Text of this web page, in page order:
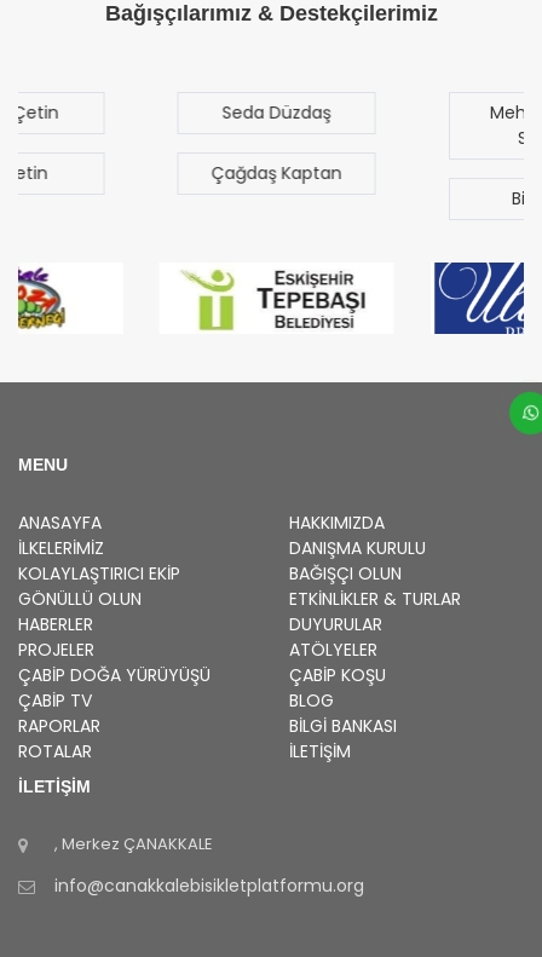
Bağışçılarımız & Destekçilerimiz
MENU
ANASAYFA
HAKKIMIZDA
İLKELERIMIZ
DANIŞMA KURULU
KOLAYLAŞTIRICI EKIP
BAĞIŞÇI OLUN
GÖNÜLLÜ OLUN
ETKINLIKLER & TURLAR
HABERLER
DUYURULAR
PROJELER
ATÖLYELER
ÇABİP DOĞA YÜRÜYÜŞÜ ÇABİP KOŞU
ÇABİP TV
BLOG
RAPORLAR
BILGI BANKASI
ROTALAR
İLETİŞİM
İLETİŞİM
, Merkez ÇANAKKALE
info@canakkalebisikletplatformu.org